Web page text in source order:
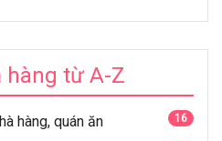
hàng từ A-Z
hàng, quán ăn 16